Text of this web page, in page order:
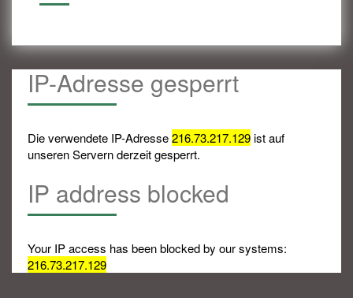
IP-Adresse gesperrt
Die verwendete IP-Adresse216.73.217.129ist auf
unseren Servern derzeit gesperrt.
IP address blocked
Your IP access has been blocked by our systems:
216.73.217.129